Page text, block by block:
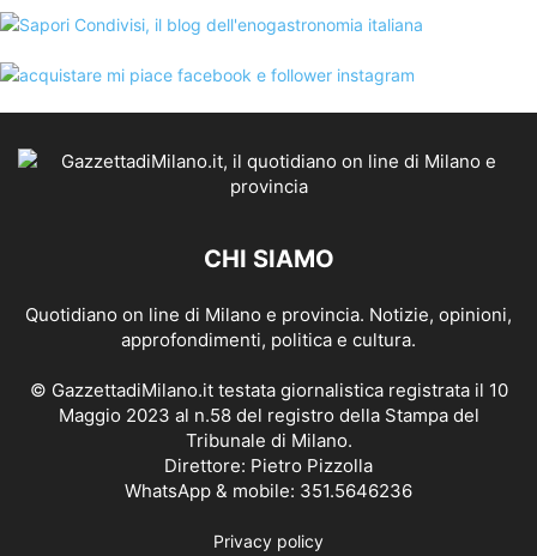
CHI SIAMO
Quotidiano on line di Milano e provincia. Notizie, opinioni,
approfondimenti, politica e cultura.
© GazzettadiMilano.it testata giornalistica registrata il 10
Maggio 2023 al n.58 del registro della Stampa del
Tribunale di Milano.
Direttore: Pietro Pizzolla
WhatsApp & mobile: 351.5646236
Privacy policy